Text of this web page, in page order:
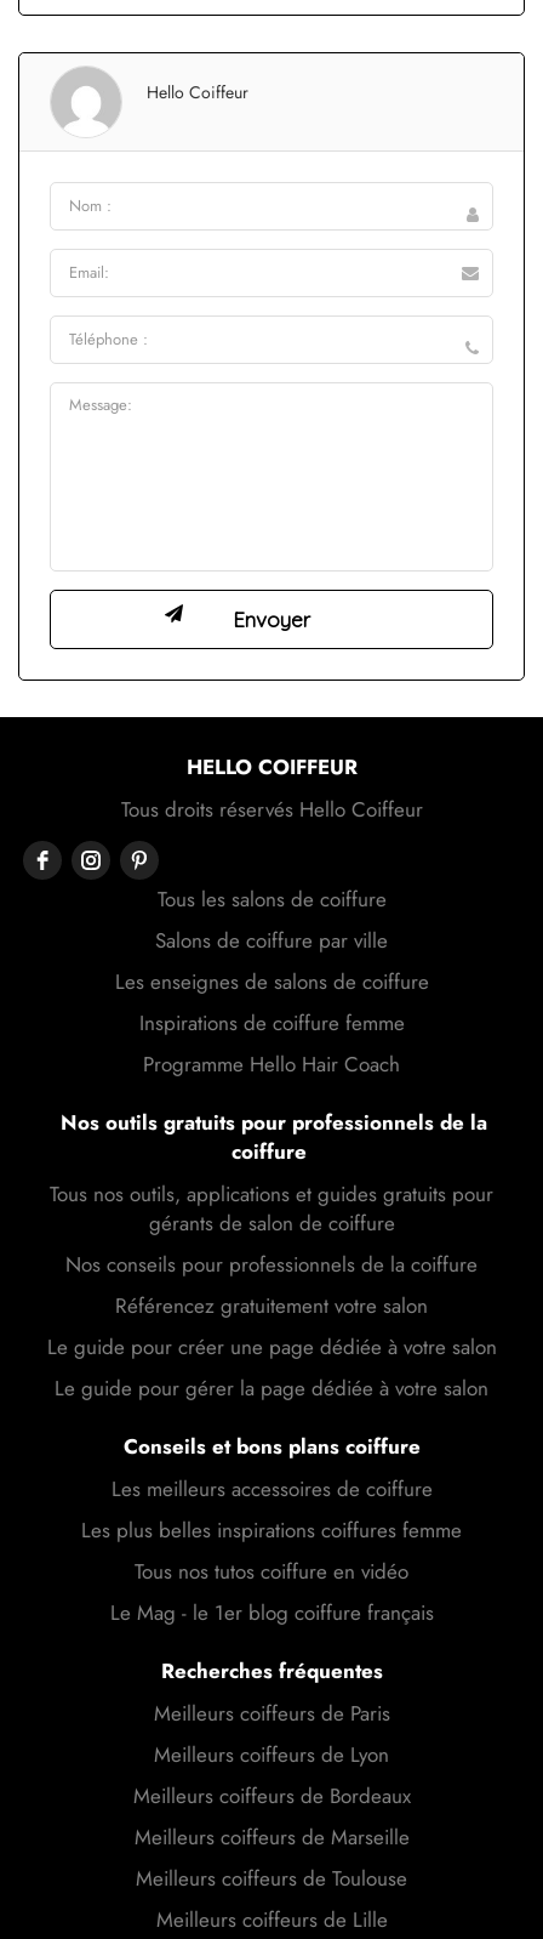
Hello Coiffeur
HELLO COIFFEUR
Tous droits réservés Hello Coiffeur
Tous les salons de coiffure
Salons de coiffure par ville
Les enseignes de salons de coiffure
Inspirations de coiffure femme
Programme Hello Hair Coach
Nos outils gratuits pour professionnels de la
coiffure
Tous nos outils, applications et guides gratuits pour
gérants de salon de coiffure
Nos conseils pour professionnels de la coiffure
Référencez gratuitement votre salon
Le guide pour créer une page dédiée à votre salon
Le guide pour gérer la page dédiée à votre salon
Conseils et bons plans coiffure
Les meilleurs accessoires de coiffure
Les plus belles inspirations coiffures femme
Tous nos tutos coiffure en vidéo
Le Mag - le 1er blog coiffure français
Recherches fréquentes
Meilleurs coiffeurs de Paris
Meilleurs coiffeurs de Lyon
Meilleurs coiffeurs de Bordeaux
Meilleurs coiffeurs de Marseille
Meilleurs coiffeurs de Toulouse
Meilleurs coiffeurs de Lille